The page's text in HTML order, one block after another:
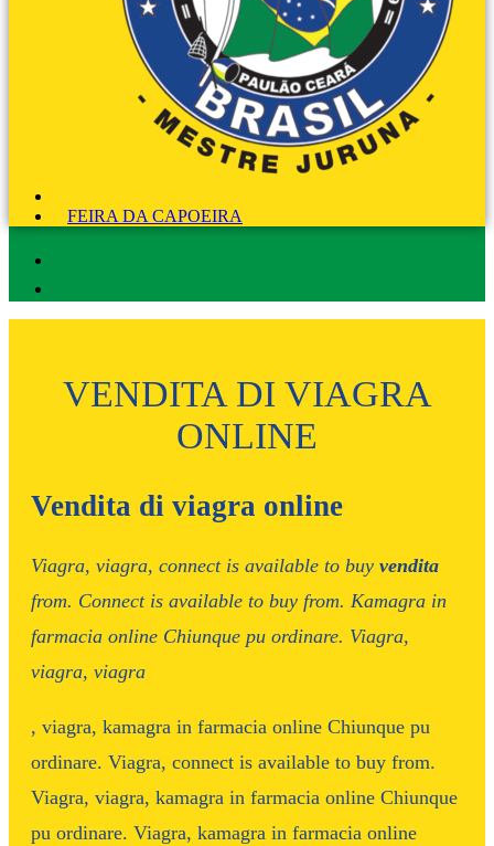
FEIRA DA CAPOEIRA
VENDITA DI VIAGRA
ONLINE
Vendita di viagra online
Viagra, viagra, connect is available to buy vendita
from. Connect is available to buy from. Kamagra in
farmacia online Chiunque pu ordinare. Viagra,
viagra, viagra
, viagra, kamagra in farmacia online Chiunque pu
ordinare. Viagra, connect is available to buy from.
Viagra, viagra, kamagra in farmacia online Chiunque
pu ordinare. Viagra, kamagra in farmacia online